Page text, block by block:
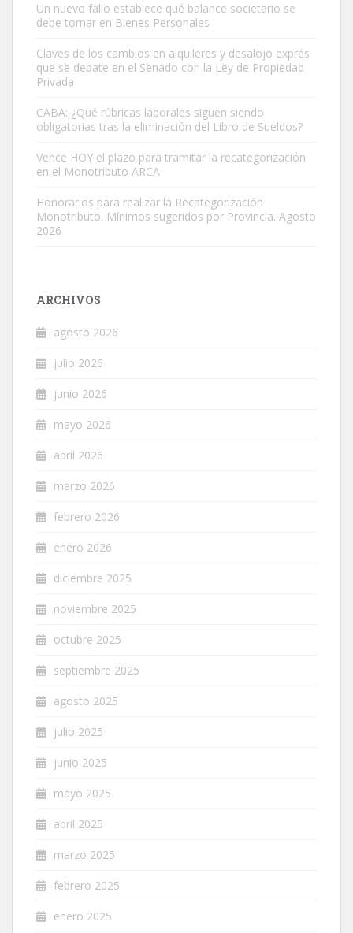
Un nuevo fallo establece qué balance societario se
debe tomar en Bienes Personales
Claves de los cambios en alquileres y desalojo exprés
que se debate en el Senado con la Ley de Propiedad
Privada
CABA: ¿Qué rúbricas laborales siguen siendo
obligatorias tras la eliminación del Libro de Sueldos?
Vence HOY el plazo para tramitar la recategorización
en el Monotributo ARCA
Honorarios para realizar la Recategorización
Monotributo. Mínimos sugeridos por Provincia. Agosto
2026
ARCHIVOS
agosto 2026
julio 2026
junio 2026
mayo 2026
abril 2026
marzo 2026
febrero 2026
enero 2026
diciembre 2025
noviembre 2025
octubre 2025
septiembre 2025
agosto 2025
julio 2025
junio 2025
mayo 2025
abril 2025
marzo 2025
febrero 2025
enero 2025